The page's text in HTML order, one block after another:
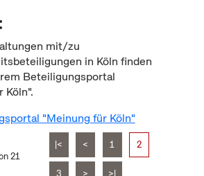
mit/zu
in Köln finden
Beteiligungsportal
Köln".
"Meinung für Köln"
21
|< < 1 2